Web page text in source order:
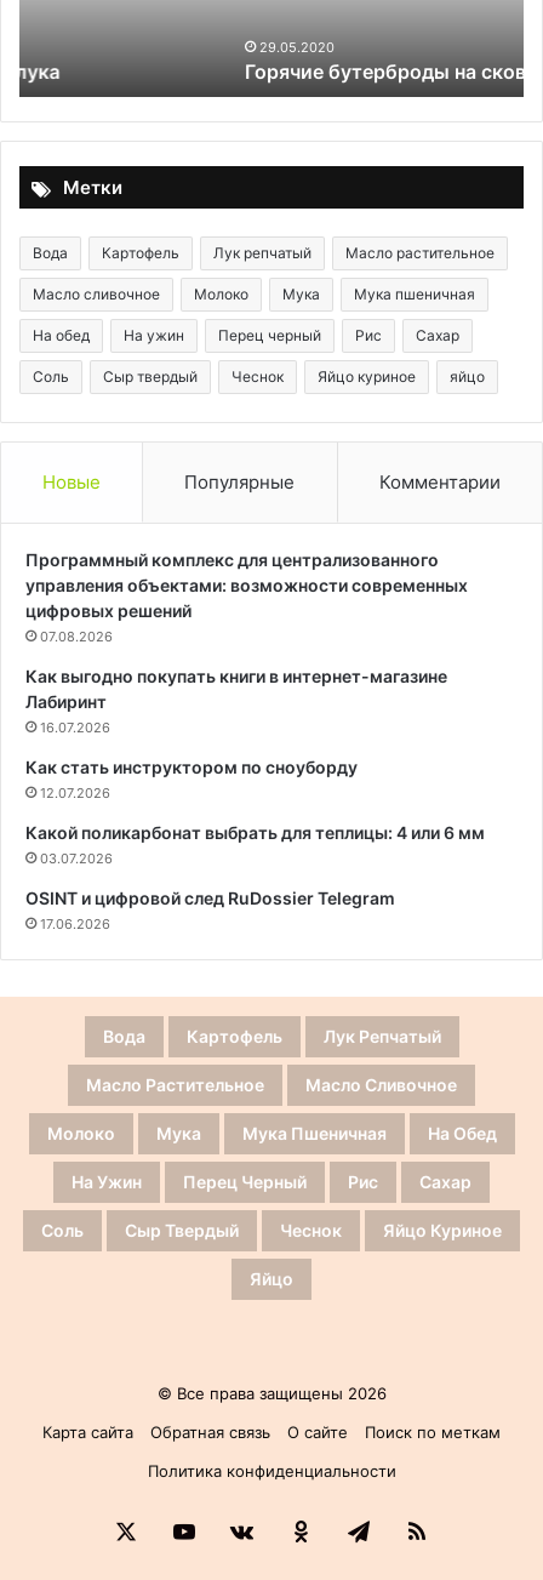
Горячие бутерброды на сковороде
2–
3
и
Метки
Вода Картофель Лук репчатый Масло растительное
Масло сливочное Молоко Мука Мука пшеничная
На обед На ужин Перец черный Рис Сахар
Соль Сыр твердый Чеснок Яйцо куриное яйцо
Новые Популярные Комментарии
Программный комплекс для централизованного
управления объектами: возможности современных
цифровых решений
07.08.2026
Как выгодно покупать книги в интернет-магазине
Лабиринт
16.07.2026
Как стать инструктором по сноуборду
12.07.2026
Какой поликарбонат выбрать для теплицы: 4 или 6 мм
03.07.2026
OSINT и цифровой след RuDossier Telegram
17.06.2026
Вода Картофель Лук Репчатый
Масло Растительное Масло Сливочное
Молоко Мука Мука Пшеничная На Обед
На Ужин Перец Черный Рис Сахар
Соль Сыр Твердый Чеснок Яйцо Куриное
Яйцо
© Все права защищены 2026
Карта сайта
Обратная связь О сайте
Поиск по меткам
Политика конфиденциальности
YouTubevk.comОдноклассники
Telegram
RSS